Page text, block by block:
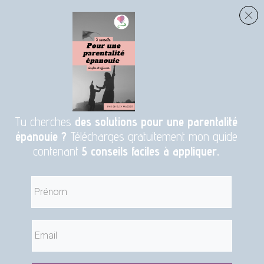
Tu cherches des solutions pour une parentalité
épanouie ? Télécharges gratuitement mon guide
contenant 5 conseils faciles à appliquer.